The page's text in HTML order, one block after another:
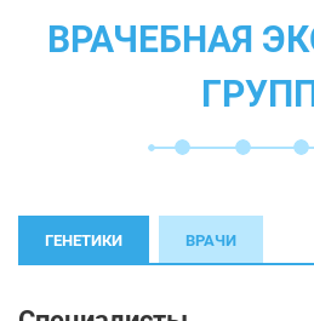
ВРАЧЕБНАЯ
ГЕНЕТИКИ ВРАЧИ